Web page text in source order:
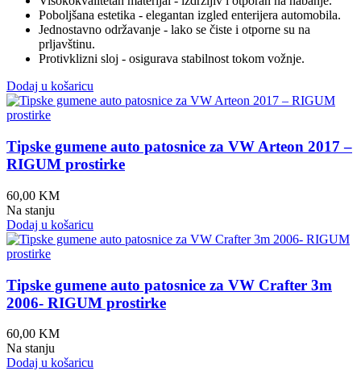
Poboljšana estetika - elegantan izgled enterijera automobila.
Jednostavno održavanje - lako se čiste i otporne su na
prljavštinu.
Protivklizni sloj - osigurava stabilnost tokom vožnje.
Dodaj u košaricu
Tipske gumene auto patosnice za VW Arteon 2017 –
RIGUM prostirke
60,00 KM
Na stanju
Dodaj u košaricu
Tipske gumene auto patosnice za VW Crafter 3m
2006- RIGUM prostirke
60,00 KM
Na stanju
Dodaj u košaricu